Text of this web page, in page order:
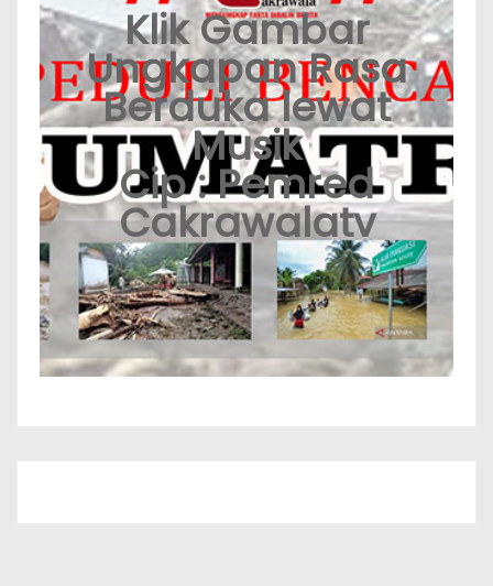
Klik Gambar
Ungkapan Rasa
Berduka lewat
Musik
Cip : Pemred
Cakrawalatv